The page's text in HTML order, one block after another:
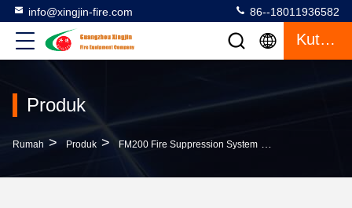
info@xingjin-fire.com 86--18011936582
Kutipan
Produk
Rumah > Produk > FM200 Fire Suppression System >